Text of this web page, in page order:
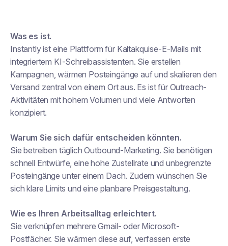
Was es ist.
Instantly ist eine Plattform für Kaltakquise-E-Mails mit
integriertem KI-Schreibassistenten. Sie erstellen
Kampagnen, wärmen Posteingänge auf und skalieren den
Versand zentral von einem Ort aus. Es ist für Outreach-
Aktivitäten mit hohem Volumen und viele Antworten
konzipiert.
Warum Sie sich dafür entscheiden könnten.
Sie betreiben täglich Outbound-Marketing. Sie benötigen
schnell Entwürfe, eine hohe Zustellrate und unbegrenzte
Posteingänge unter einem Dach. Zudem wünschen Sie
sich klare Limits und eine planbare Preisgestaltung.
Wie es Ihren Arbeitsalltag erleichtert.
Sie verknüpfen mehrere Gmail- oder Microsoft-
Postfächer. Sie wärmen diese auf, verfassen erste